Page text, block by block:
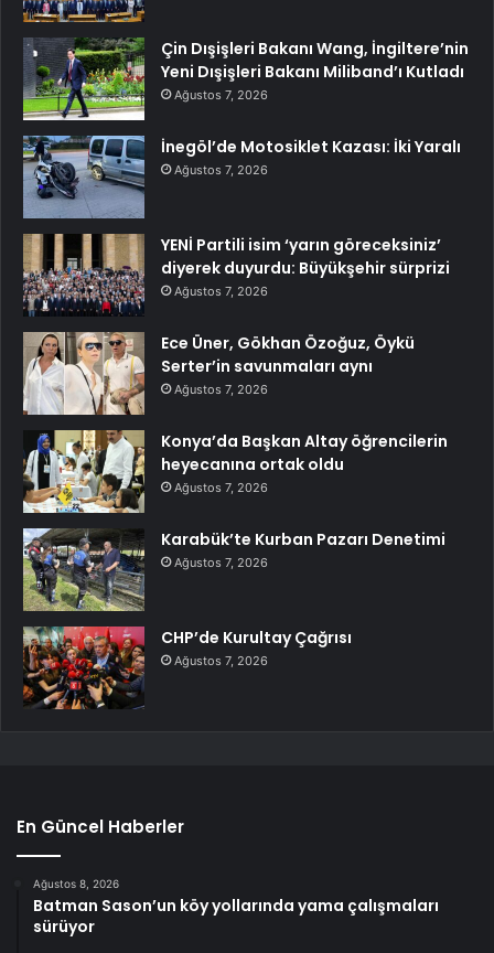
Çin Dışişleri Bakanı Wang, İngiltere’nin
Yeni Dışişleri Bakanı Miliband’ı Kutladı
Ağustos 7, 2026
İnegöl’de Motosiklet Kazası: İki Yaralı
Ağustos 7, 2026
YENİ Partili isim ‘yarın göreceksiniz’
diyerek duyurdu: Büyükşehir sürprizi
Ağustos 7, 2026
Ece Üner, Gökhan Özoğuz, Öykü
Serter’in savunmaları aynı
Ağustos 7, 2026
Konya’da Başkan Altay öğrencilerin
heyecanına ortak oldu
Ağustos 7, 2026
Karabük’te Kurban Pazarı Denetimi
Ağustos 7, 2026
CHP’de Kurultay Çağrısı
Ağustos 7, 2026
En Güncel Haberler
Ağustos 8, 2026
Batman Sason’un köy yollarında yama çalışmaları
sürüyor